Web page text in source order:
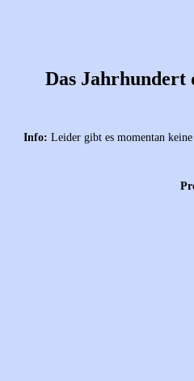
Das
Info: Leider gibt es momentan